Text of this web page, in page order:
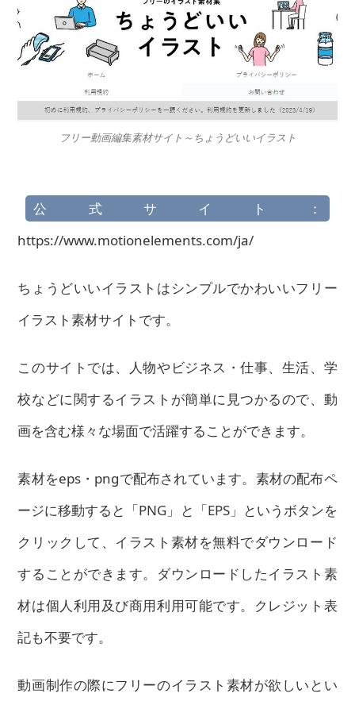
フリー動画編集素材サイト～ちょうどいいイラスト
公式サイト：
https://www.motionelements.com/ja/
ちょうどいいイラストはシンプルでかわいいフリー
イラスト素材サイトです。
このサイトでは、人物やビジネス・仕事、生活、学
校などに関するイラストが簡単に見つかるので、動
画を含む様々な場面で活躍することができます。
素材をeps・pngで配布されています。素材の配布ペ
ージに移動すると「PNG」と「EPS」というボタンを
クリックして、イラスト素材を無料でダウンロード
することができます。ダウンロードしたイラスト素
材は個人利用及び商用利用可能です。クレジット表
記も不要です。
動画制作の際にフリーのイラスト素材が欲しいとい